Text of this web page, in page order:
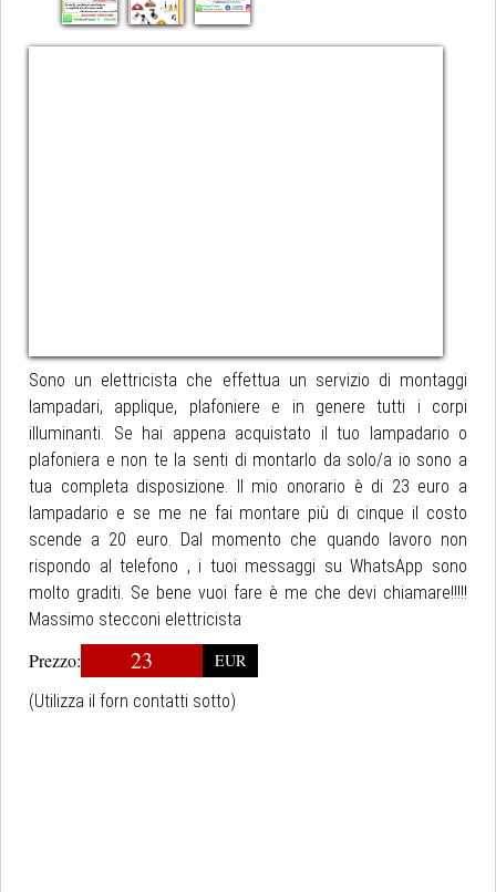
Sono un elettricista che effettua un servizio di montaggi
lampadari, applique, plafoniere e in genere tutti i corpi
illuminanti. Se hai appena acquistato il tuo lampadario o
plafoniera e non te la senti di montarlo da solo/a io sono a
tua completa disposizione. Il mio onorario è di 23 euro a
lampadario e se me ne fai montare più di cinque il costo
scende a 20 euro. Dal momento che quando lavoro non
rispondo al telefono , i tuoi messaggi su WhatsApp sono
molto graditi. Se bene vuoi fare è me che devi chiamare!!!!!
Massimo stecconi elettricista
Prezzo: 23
EUR
(Utilizza il forn contatti sotto)